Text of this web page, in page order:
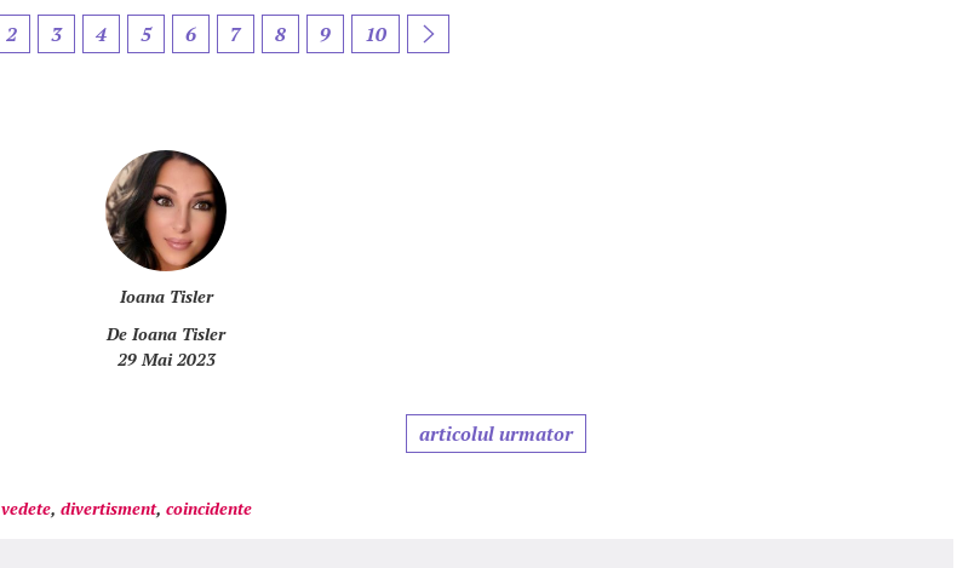
2 3 4 5 6 7 8 9 10
Ioana Tisler
De Ioana Tisler
29 Mai 2023
articolul urmator
vedete, divertisment, coincidente